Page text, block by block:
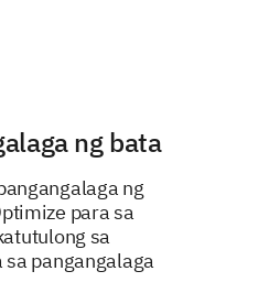
on how we can improve our
ng bata
ng
para sa
sa
pangangalaga